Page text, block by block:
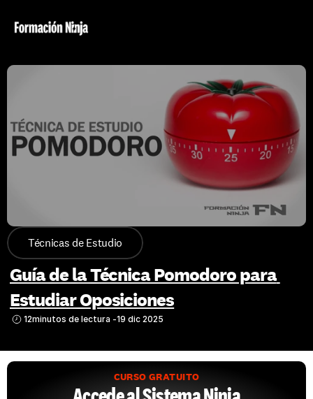
Técnicas de Estudio
Guía de la Técnica Pomodoro para
Estudiar Oposiciones
12minutos de lectura -19 dic 2025
CURSO GRATUITO